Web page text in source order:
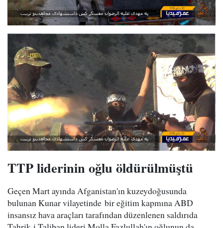
TTP liderinin oğlu öldürülmüştü
Geçen Mart ayında Afganistan'ın kuzeydoğusunda
bulunan Kunar vilayetinde bir eğitim kapmına ABD
insansız hava araçları tarafından düzenlenen saldırıda